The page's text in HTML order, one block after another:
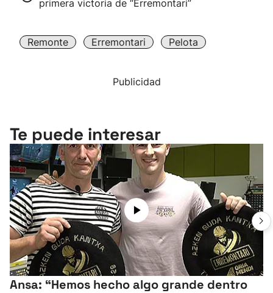
primera victoria de “Erremontari”
Remonte Erremontari Pelota
Publicidad
Te puede interesar
Ansa: “Hemos hecho algo grande dentro